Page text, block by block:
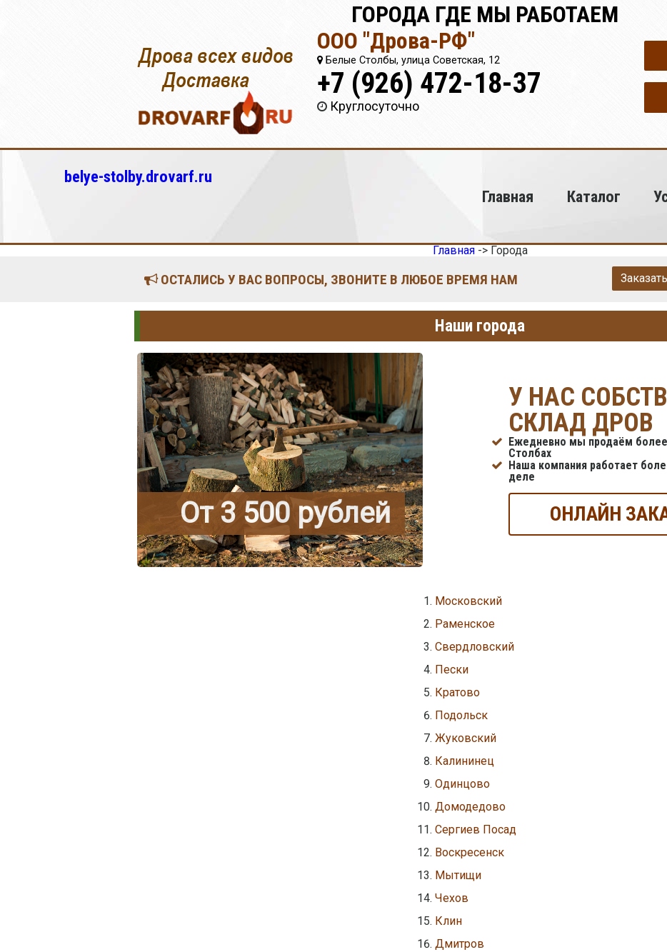
ГОРОДА ГДЕ МЫ РАБОТАЕМ
ООО "Дрова-РФ"
Белые Столбы, улица Советская, 12
+7 (926) 472-18-37
Круглосуточно
belye-stolby.drovarf.ru
Главная
Каталог
Главная-> Города
ОСТАЛИСЬ У ВАС ВОПРОСЫ, ЗВОНИТЕ В ЛЮБОЕ ВРЕМЯ НАМ
Наши города
От 3 500 рублей
У НАС
СКЛАД ДРОВ
Ежедневно мы продаём
Столбах
Наша компания работает
деле
ОНЛАЙН
Московский
Раменское
Свердловский
Пески
Кратово
Подольск
Жуковский
Калининец
Одинцово
Домодедово
Сергиев Посад
Воскресенск
Мытищи
Чехов
Клин
Дмитров